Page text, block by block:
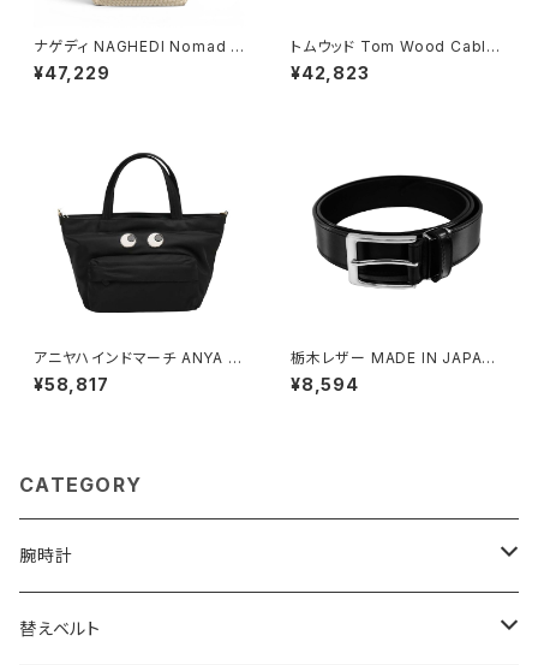
ナゲディ NAGHEDI Nomad M
edium Hobo ノマド・ミディア
ム・ホーボーバッグ sn04023l
¥47,229
トムウッド Tom Wood Cable
Bracelet ブレスレット 10008
7-65 シルバー
¥42,823
アニヤハインドマーチ ANYA HI
NDMARCH Eyes ナイロン・E/
W・トート・ミニ トートバッグ 19
¥58,817
栃木レザー MADE IN JAPAN
ベルト 本革 日本製 メイドイン
ジャパン 50051665-black メ
¥8,594
CATEGORY
腕時計
ELGIN
替えベルト